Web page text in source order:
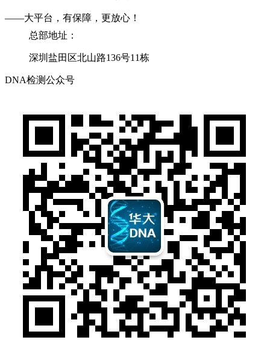
——大平台，有保障，更放心！
总部地址：
深圳盐田区北山路136号11栋
DNA检测公众号